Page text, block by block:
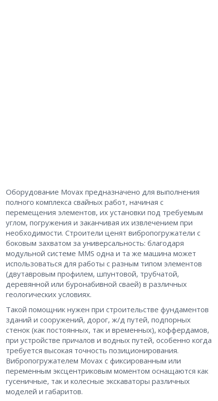
Оборудование Movax предназначено для выполнения
полного комплекса свайных работ, начиная с
перемещения элементов, их установки под требуемым
углом, погружения и заканчивая их извлечением при
необходимости. Строители ценят вибропогружатели с
боковым захватом за универсальность: благодаря
модульной системе MMS одна и та же машина может
использоваться для работы с разным типом элементов
(двутавровым профилем, шпунтовой, трубчатой,
деревянной или буронабивной сваей) в различных
геологических условиях.
Такой помощник нужен при строительстве фундаментов
зданий и сооружений, дорог, ж/д путей, подпорных
стенок (как постоянных, так и временных), коффердамов,
при устройстве причалов и водных путей, особенно когда
требуется высокая точность позиционирования.
Вибропогружателем Movax с фиксированным или
переменным эксцентриковым моментом оснащаются как
гусеничные, так и колесные экскаваторы различных
моделей и габаритов.